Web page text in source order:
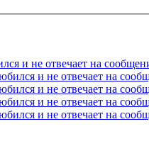
и не отвечает на
и не отвечает на
и не отвечает на
и не отвечает на
и не отвечает на